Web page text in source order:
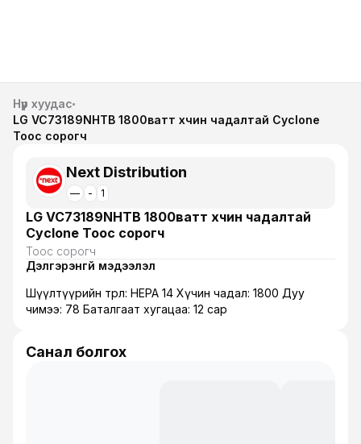
Нүүр хуудас
LG VC73189NHTB 1800ватт хүчин чадалтай Cyclone
Тоос сорогч
Next Distribution
— - 1
LG VC73189NHTB 1800ватт хүчин чадалтай
Cyclone Тоос сорогч
Тоос сорогч
Дэлгэрэнгүй мэдээлэл
Шүүлтүүрийн төрөл: HEPA 14 Хүчин чадал: 1800 Дуу
чимээ: 78 Баталгаат хугацаа: 12 сар
Санал болгох